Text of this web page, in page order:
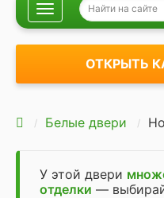
Навигация
ОТКРЫТЬ
Белые двери
У этой двери
отделки —